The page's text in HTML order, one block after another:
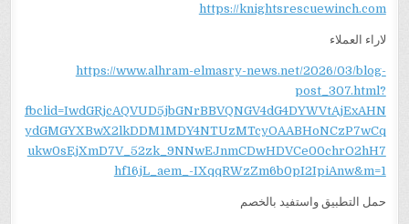
https://knightsrescuewinch.com
لاراء العملاء
https://www.alhram-elmasry-news.net/2026/03/blog-
post_307.html?
fbclid=IwdGRjcAQVUD5jbGNrBBVQNGV4dG4DYWVtAjExAHN
ydGMGYXBwX2lkDDM1MDY4NTUzMTcyOAABHoNCzP7wCq
ukw0sEjXmD7V_52zk_9NNwEJnmCDwHDVCe00chrO2hH7
hf16jL_aem_-IXqqRWzZm6b0pI2IpiAnw&m=1
حمل التطبيق واستفيد بالخصم